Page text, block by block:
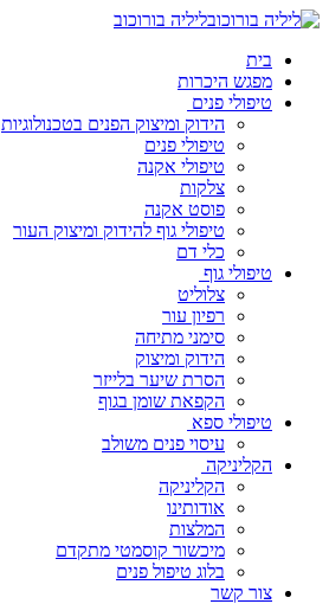
ליליה בורוכוב
בית
מפגש היכרות
טיפולי פנים
הידוק ומיצוק הפנים בטכנולוגיות
טיפולי פנים
טיפולי אקנה
צלקות
פוסט אקנה
טיפולי גוף להידוק ומיצוק העור
כלי דם
טיפולי גוף
צלוליט
רפיון עור
סימני מתיחה
הידוק ומיצוק
הסרת שיער בלייזר
הקפאת שומן בגוף
טיפולי ספא
עיסוי פנים משולב
הקליניקה
הקליניקה
אודותינו
המלצות
מיכשור קוסמטי מתקדם
בלוג טיפול פנים
צור קשר